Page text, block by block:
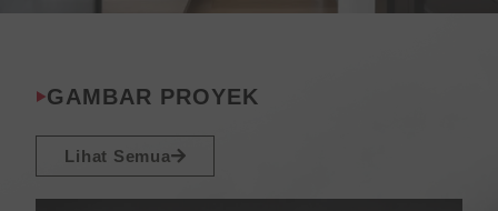
GAMBAR PROYEK
Lihat Semua